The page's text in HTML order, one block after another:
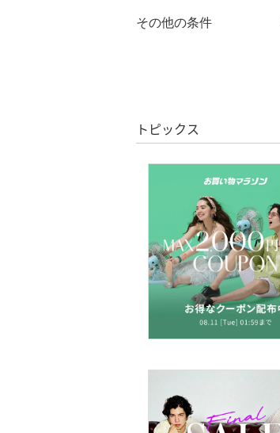
着物・浴衣・和装小物
メイクアップ
ネイル
ボディケア・オーラルケ
ヘアケア
フレグランス
メイク道具・美容器具
コフレ・キット・セット
食器・調理器具・キッチ
ン用品
クリア 絞り込み
％OFF～ ％
その他の条件
トピックス